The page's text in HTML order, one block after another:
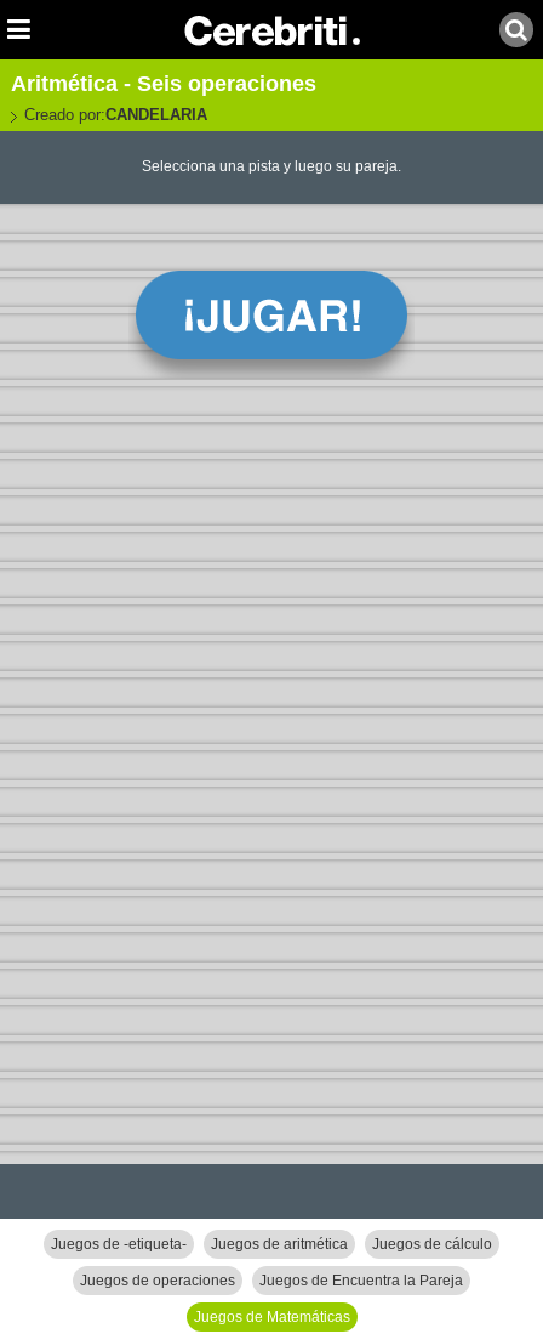
Aritmética - Seis operaciones
Creado por:CANDELARIA
Selecciona una pista y luego su pareja.
Juegos de -etiqueta- Juegos de aritmética Juegos de cálculo
Juegos de operaciones Juegos de Encuentra la Pareja
Juegos de Matemáticas